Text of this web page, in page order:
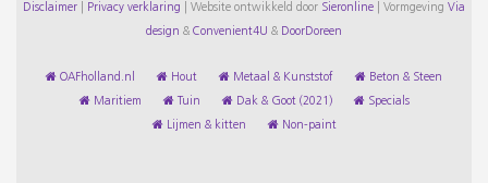
Disclaimer Privacy verklaring Website ontwikkeld door Sieronline Vormgeving Via
design & Convenient4U & DoorDoreen
OAFholland.nl Hout Metaal & Kunststof Beton & Steen
Maritiem Tuin Dak & Goot (2021) Specials
Lijmen & kitten Non-paint